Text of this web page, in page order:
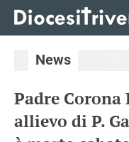
News
Padre
allievo di P.